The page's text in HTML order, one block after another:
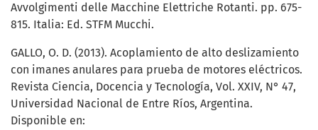
Avvolgimenti delle Macchine Elettriche Rotanti. pp. 675-
815. Italia: Ed. STFM Mucchi.
GALLO, O. D. (2013). Acoplamiento de alto deslizamiento
con imanes anulares para prueba de motores eléctricos.
Revista Ciencia, Docencia y Tecnología, Vol. XXIV, N° 47,
Universidad Nacional de Entre Ríos, Argentina.
Disponible en: